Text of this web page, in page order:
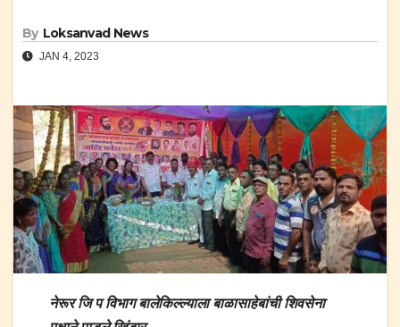
By Loksanvad News
JAN 4, 2023
नेरूर जि प विभाग बालेकिल्ल्याला बाळासाहेबांची शिवसेना